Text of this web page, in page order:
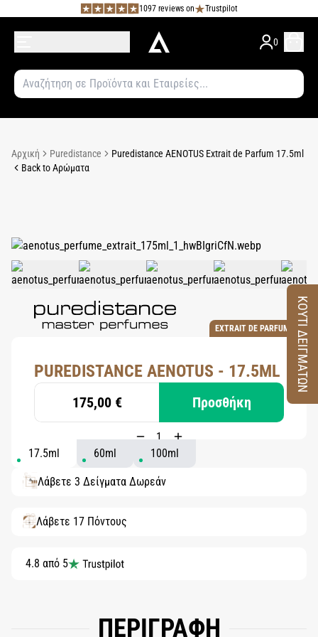
1097 reviews on Trustpilot
0
Αρχική Puredistance
Puredistance AENOTUS Extrait de Parfum 17.5ml
Back to Αρώματα
EXTRAIT DE PARFUM
PUREDISTANCE AENOTUS - 17.5ML
175,00 € Προσθήκη
17.5ml 60ml 100ml
Λάβετε 3 Δείγματα Δωρεάν
Λάβετε 17 Πόντους
4.8 από 5
ΠΕΡΙΓΡΑΦΗ
ΚΟΥΤΙ ΔΕΙΓΜΑΤΩΝ